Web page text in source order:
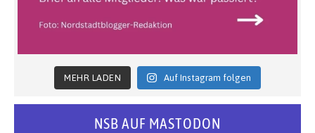
MEHR LADEN Auf Instagram folgen
NSB AUF MASTODON